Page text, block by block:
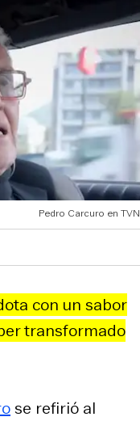
Pedro Carcuro en TVN
con un sabor
transformado
se refirió al